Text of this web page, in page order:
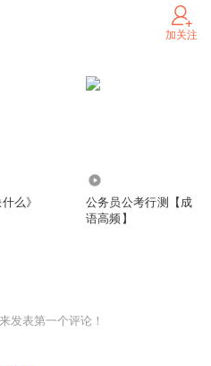
加关注
么》
公务员公考行测【成
语高频】
发表第一个评论！